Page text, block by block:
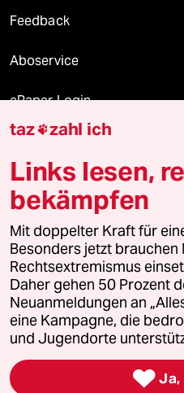
Feedback
Aboservice
ePaper Login
Downloads für Abonnierende
© 2026 taz Verlags und
Alle Rechte vorbehalten. Bei
wenden Sie sich bitte an
Feedback Redaktionsstatut
Leitlinie Informant
Seitenwende
taz zahl ich
Links lesen,
bekämpfen
Mit doppelter Kraft für
Besonders jetzt brauchen
Rechtsextremismus
Daher gehen 50 Prozent
Neuanmeldungen an
eine Kampagne, die
und Jugendorte
 Ja,